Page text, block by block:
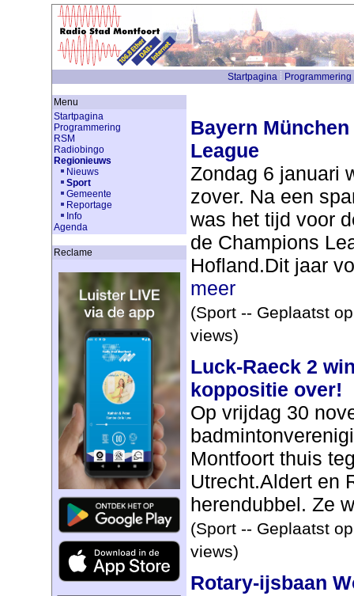
Startpagina Programmering
Menu
Startpagina
Programmering
RSM
Radiobingo
Regionieuws
Nieuws
Sport
Gemeente
Reportage
Info
Agenda
Reclame
Bayern
League
Zondag 6 januari
zover. Na een
was het tijd voor
de Champions
Hofland.Dit jaar
meer
(Sport -- Geplaatst
views)
Luck-Raeck 2
koppositie over!
Op vrijdag 30
Montfoort thuis
Utrecht.Aldert en
herendubbel. Ze
(Sport -- Geplaatst
views)
Rotary-ijsbaan